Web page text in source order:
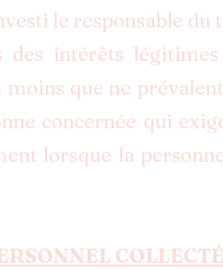
le responsable du
intérêts
que ne
concernée qui
lorsque la